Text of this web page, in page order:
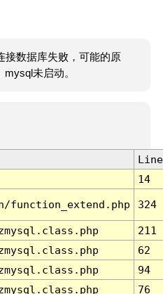
接数据库失败，可能的原
未启动。
Line
14
function_extend.php 324
211
62
94
76